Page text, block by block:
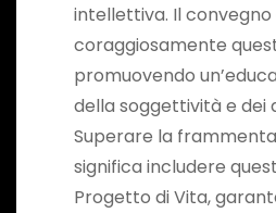
intellettiva. Il
coraggiosamente
promuovendo
della soggettività e dei
Superare la
significa includere
Progetto di Vita,